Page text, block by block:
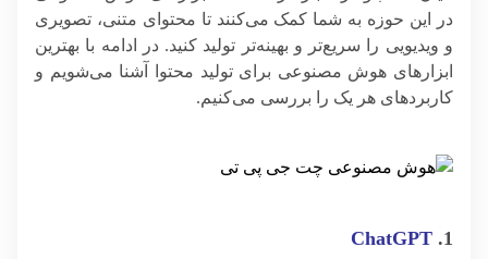
در این حوزه به شما کمک می‌کنند تا محتوای متنی، تصویری
و ویدیویی را سریع‌تر و بهینه‌تر تولید کنید. در ادامه با بهترین
ابزارهای هوش مصنوعی برای تولید محتوا آشنا می‌شویم و
کاربردهای هر یک را بررسی می‌کنیم.
1.
ChatGPT